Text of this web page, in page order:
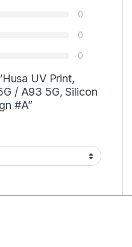
0
0
0
UV Print,
/ A93 5G, Silicon
#A”